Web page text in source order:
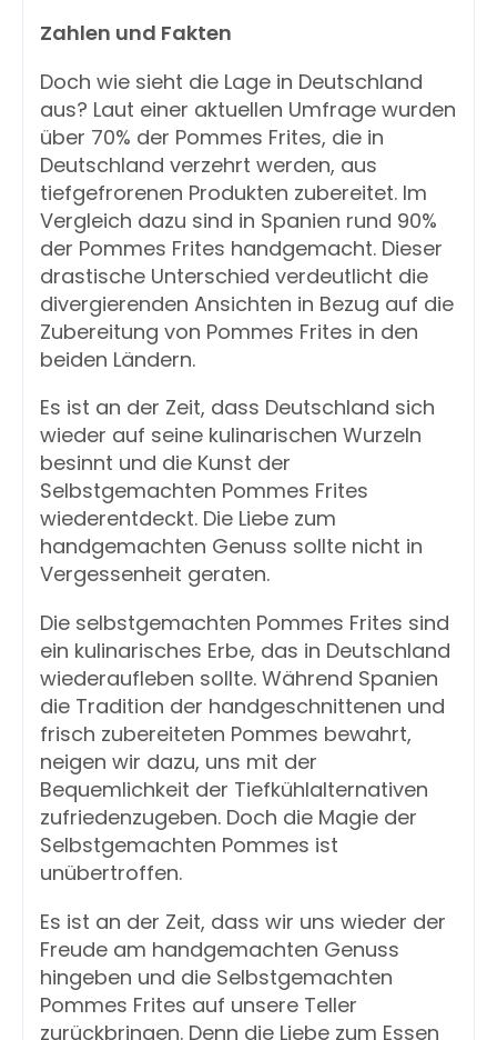
Zahlen und Fakten
Doch wie sieht die Lage in Deutschland
aus? Laut einer aktuellen Umfrage wurden
über 70% der Pommes Frites, die in
Deutschland verzehrt werden, aus
tiefgefrorenen Produkten zubereitet. Im
Vergleich dazu sind in Spanien rund 90%
der Pommes Frites handgemacht. Dieser
drastische Unterschied verdeutlicht die
divergierenden Ansichten in Bezug auf die
Zubereitung von Pommes Frites in den
beiden Ländern.
Es ist an der Zeit, dass Deutschland sich
wieder auf seine kulinarischen Wurzeln
besinnt und die Kunst der
Selbstgemachten Pommes Frites
wiederentdeckt. Die Liebe zum
handgemachten Genuss sollte nicht in
Vergessenheit geraten.
Die selbstgemachten Pommes Frites sind
ein kulinarisches Erbe, das in Deutschland
wiederaufleben sollte. Während Spanien
die Tradition der handgeschnittenen und
frisch zubereiteten Pommes bewahrt,
neigen wir dazu, uns mit der
Bequemlichkeit der Tiefkühlalternativen
zufriedenzugeben. Doch die Magie der
Selbstgemachten Pommes ist
unübertroffen.
Es ist an der Zeit, dass wir uns wieder der
Freude am handgemachten Genuss
hingeben und die Selbstgemachten
Pommes Frites auf unsere Teller
zurückbringen. Denn die Liebe zum Essen